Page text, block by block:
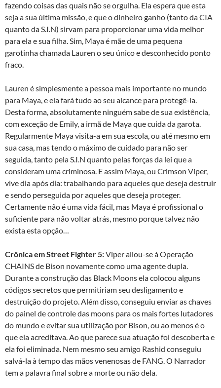
fazendo coisas das quais não se orgulha. Ela espera que esta
seja a sua última missão, e que o dinheiro ganho (tanto da CIA
quanto da S.I.N) sirvam para proporcionar uma vida melhor
para ela e sua filha. Sim, Maya é mãe de uma pequena
garotinha chamada Lauren o seu único e desconhecido ponto
fraco.
Lauren é simplesmente a pessoa mais importante no mundo
para Maya, e ela fará tudo ao seu alcance para protegê-la.
Desta forma, absolutamente ninguém sabe de sua existência,
com exceção de Emily, a irmã de Maya que cuida da garota.
Regularmente Maya visita-a em sua escola, ou até mesmo em
sua casa, mas tendo o máximo de cuidado para não ser
seguida, tanto pela S.I.N quanto pelas forças da lei que a
consideram uma criminosa. E assim Maya, ou Crimson Viper,
vive dia após dia: trabalhando para aqueles que deseja destruir
e sendo perseguida por aqueles que deseja proteger.
Certamente não é uma vida fácil, mas Maya é profissional o
suficiente para não voltar atrás, mesmo porque talvez não
exista esta opção…
Crônica em Street Fighter 5:Viper aliou-se à Operação
CHAINS de Bison novamente como uma agente dupla.
Durante a construção das Black Moons ela colocou alguns
códigos secretos que permitiriam seu desligamento e
destruição do projeto. Além disso, conseguiu enviar as chaves
do painel de controle das moons para os mais fortes lutadores
do mundo e evitar sua utilização por Bison, ou ao menos é o
que ela acreditava. Ao que parece sua atuação foi descoberta e
ela foi eliminada. Nem mesmo seu amigo Rashid conseguiu
salvá-la à tempo das mãos venenosas de FANG. O Narrador
tem a palavra final sobre a morte ou não dela.